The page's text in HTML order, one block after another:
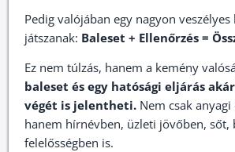
Pedig valójában egy nagyon veszélyes
játszanak: Baleset + Ellenőrzés =
Ez nem túlzás, hanem a kemény
baleset és egy hatósági eljárás
végét is jelentheti. Nem csak
hanem hírnévben, üzleti jövőben, sőt,
felelősségben is.